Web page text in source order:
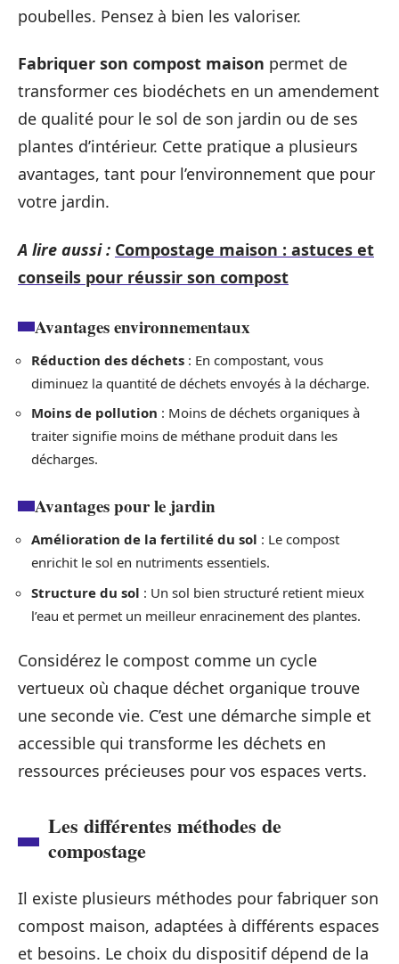
poubelles. Pensez à bien les valoriser.
Fabriquer son compost maison permet de
transformer ces biodéchets en un amendement
de qualité pour le sol de son jardin ou de ses
plantes d’intérieur. Cette pratique a plusieurs
avantages, tant pour l’environnement que pour
votre jardin.
A lire aussi : Compostage maison : astuces et
conseils pour réussir son compost
Avantages environnementaux
Réduction des déchets : En compostant, vous
diminuez la quantité de déchets envoyés à la décharge.
Moins de pollution : Moins de déchets organiques à
traiter signifie moins de méthane produit dans les
décharges.
Avantages pour le jardin
Amélioration de la fertilité du sol : Le compost
enrichit le sol en nutriments essentiels.
Structure du sol : Un sol bien structuré retient mieux
l’eau et permet un meilleur enracinement des plantes.
Considérez le compost comme un cycle
vertueux où chaque déchet organique trouve
une seconde vie. C’est une démarche simple et
accessible qui transforme les déchets en
ressources précieuses pour vos espaces verts.
Les différentes méthodes de
compostage
Il existe plusieurs méthodes pour fabriquer son
compost maison, adaptées à différents espaces
et besoins. Le choix du dispositif dépend de la